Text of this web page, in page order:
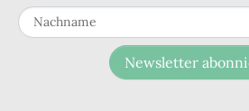
Newsletter